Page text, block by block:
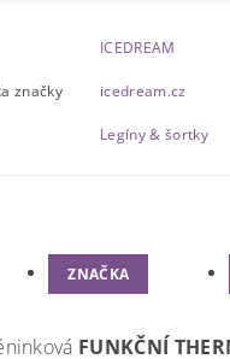
ICEDREAM
značky icedream.cz
Legíny & šortky
ZNAČKA
FUNKČNÍ